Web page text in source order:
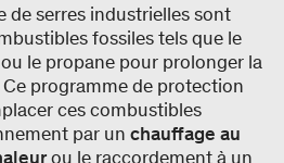
de serres industrielles sont
fossiles tels que le
le propane pour prolonger la
programme de protection
ces combustibles
par un chauffage au
ou le raccordement à un